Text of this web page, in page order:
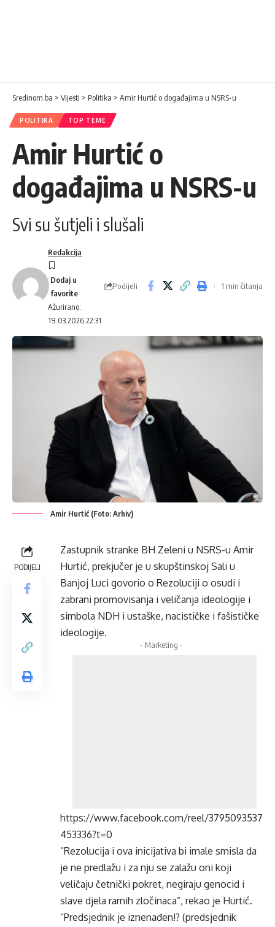
Sredinom.ba > Vijesti > Politika > Amir Hurtić o događajima u NSRS-u
POLITIKA TOP TEME
Amir Hurtić o
događajima u NSRS-u
Svi su šutjeli i slušali
Ažurirano:
19.03.2026 22:31
Redakcija
Podijeli 1 min čitanja
Amir Hurtić (Foto: Arhiv)
PODIJELI
Zastupnik stranke BH Zeleni u NSRS-u Amir
Hurtić, prekjučer je u skupštinskoj Sali u
Banjoj Luci govorio o Rezoluciji o osudi i
zabrani promovisanja i veličanja ideologije i
simbola NDH i ustaške, nacističke i fašističke
ideologije.
- Marketing -
https://www.facebook.com/reel/3795093537
453336?t=0
“Rezolucija i ova inicijativa bi imale smisla da
je ne predlažu i za nju se zalažu oni koji
veličaju četnički pokret, negiraju genocid i
slave djela rarnih zločinaca”, rekao je Hurtić.
“Predsjednik je iznenađen!? (predsjednik